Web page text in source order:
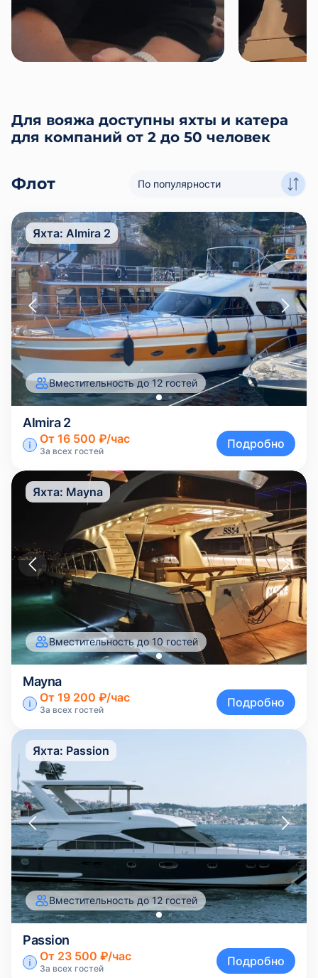
Для вояжа доступны яхты и катера
для компаний от 2 до 50 человек
Флот По популярности
Вместительность до 12 гостей
Яхта: Almira 2
Almira 2
От 16 500 ₽/час
За всех гостей Подробно
Вместительность до 10 гостей
Яхта: Mayna
Mayna
От 19 200 ₽/час
За всех гостей Подробно
Вместительность до 12 гостей
Яхта: Passion
Passion
От 23 500 ₽/час
За всех гостей Подробно